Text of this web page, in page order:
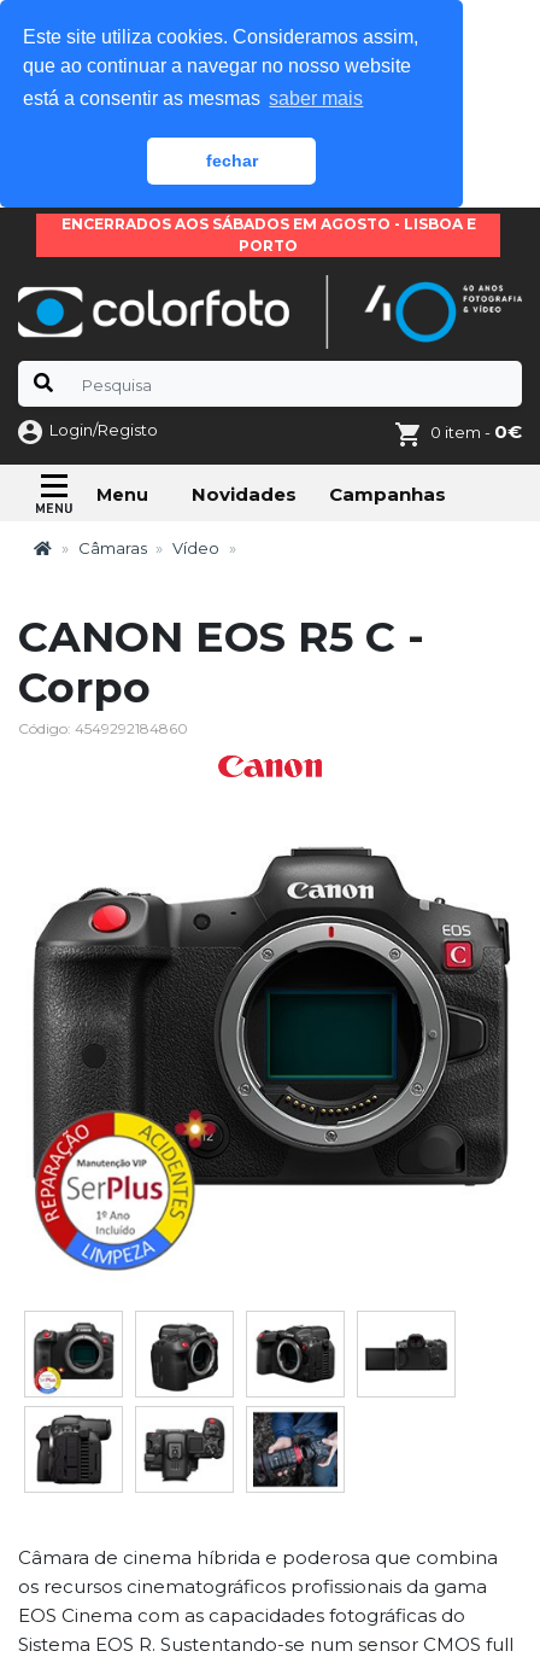
Este site utiliza cookies. Consideramos assim,
que ao continuar a navegar no nosso website
está a consentir as mesmas saber mais
fechar
ENCERRADOS AOS SÁBADOS EM AGOSTO - LISBOA E
PORTO
Login/Registo 0 item - 0€
Menu Novidades Campanhas
Câmaras Vídeo
CANON EOS R5 C -
Corpo
Código: 4549292184860
Câmara de cinema híbrida e poderosa que combina
os recursos cinematográficos profissionais da gama
EOS Cinema com as capacidades fotográficas do
Sistema EOS R. Sustentando-se num sensor CMOS full